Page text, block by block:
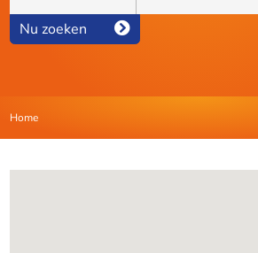
Nu zoeken
Home